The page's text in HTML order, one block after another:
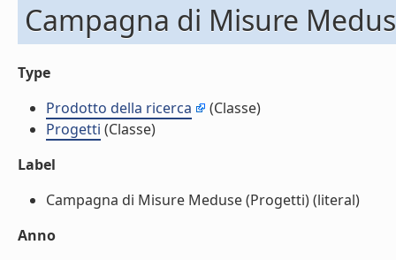
Campagna di Misure
Type
Prodotto della ricerca
(Classe)
Progetti (Classe)
Label
Campagna di Misure Meduse (Progetti) (literal)
Anno